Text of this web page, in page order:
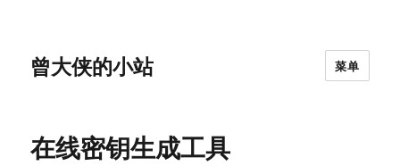
曾大侠的小站 菜单
在线密钥生成工具